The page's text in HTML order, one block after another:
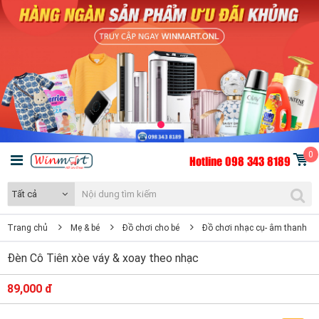
Hotline 098 343 8189 0
Tất cả
Trang chủ Mẹ & bé Đồ chơi cho bé Đồ chơi nhạc cụ- âm thanh
Đèn Cô Tiên xòe váy & xoay theo nhạc
89,000 đ